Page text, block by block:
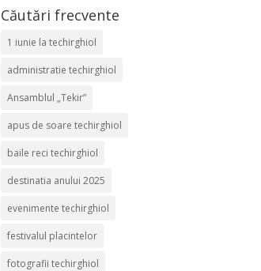
Căutări frecvente
1 iunie la techirghiol
administratie techirghiol
Ansamblul „Tekir”
apus de soare techirghiol
baile reci techirghiol
destinatia anului 2025
evenimente techirghiol
festivalul placintelor
fotografii techirghiol